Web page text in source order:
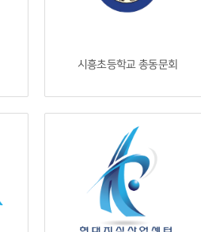
시흥초등학교 총동문회